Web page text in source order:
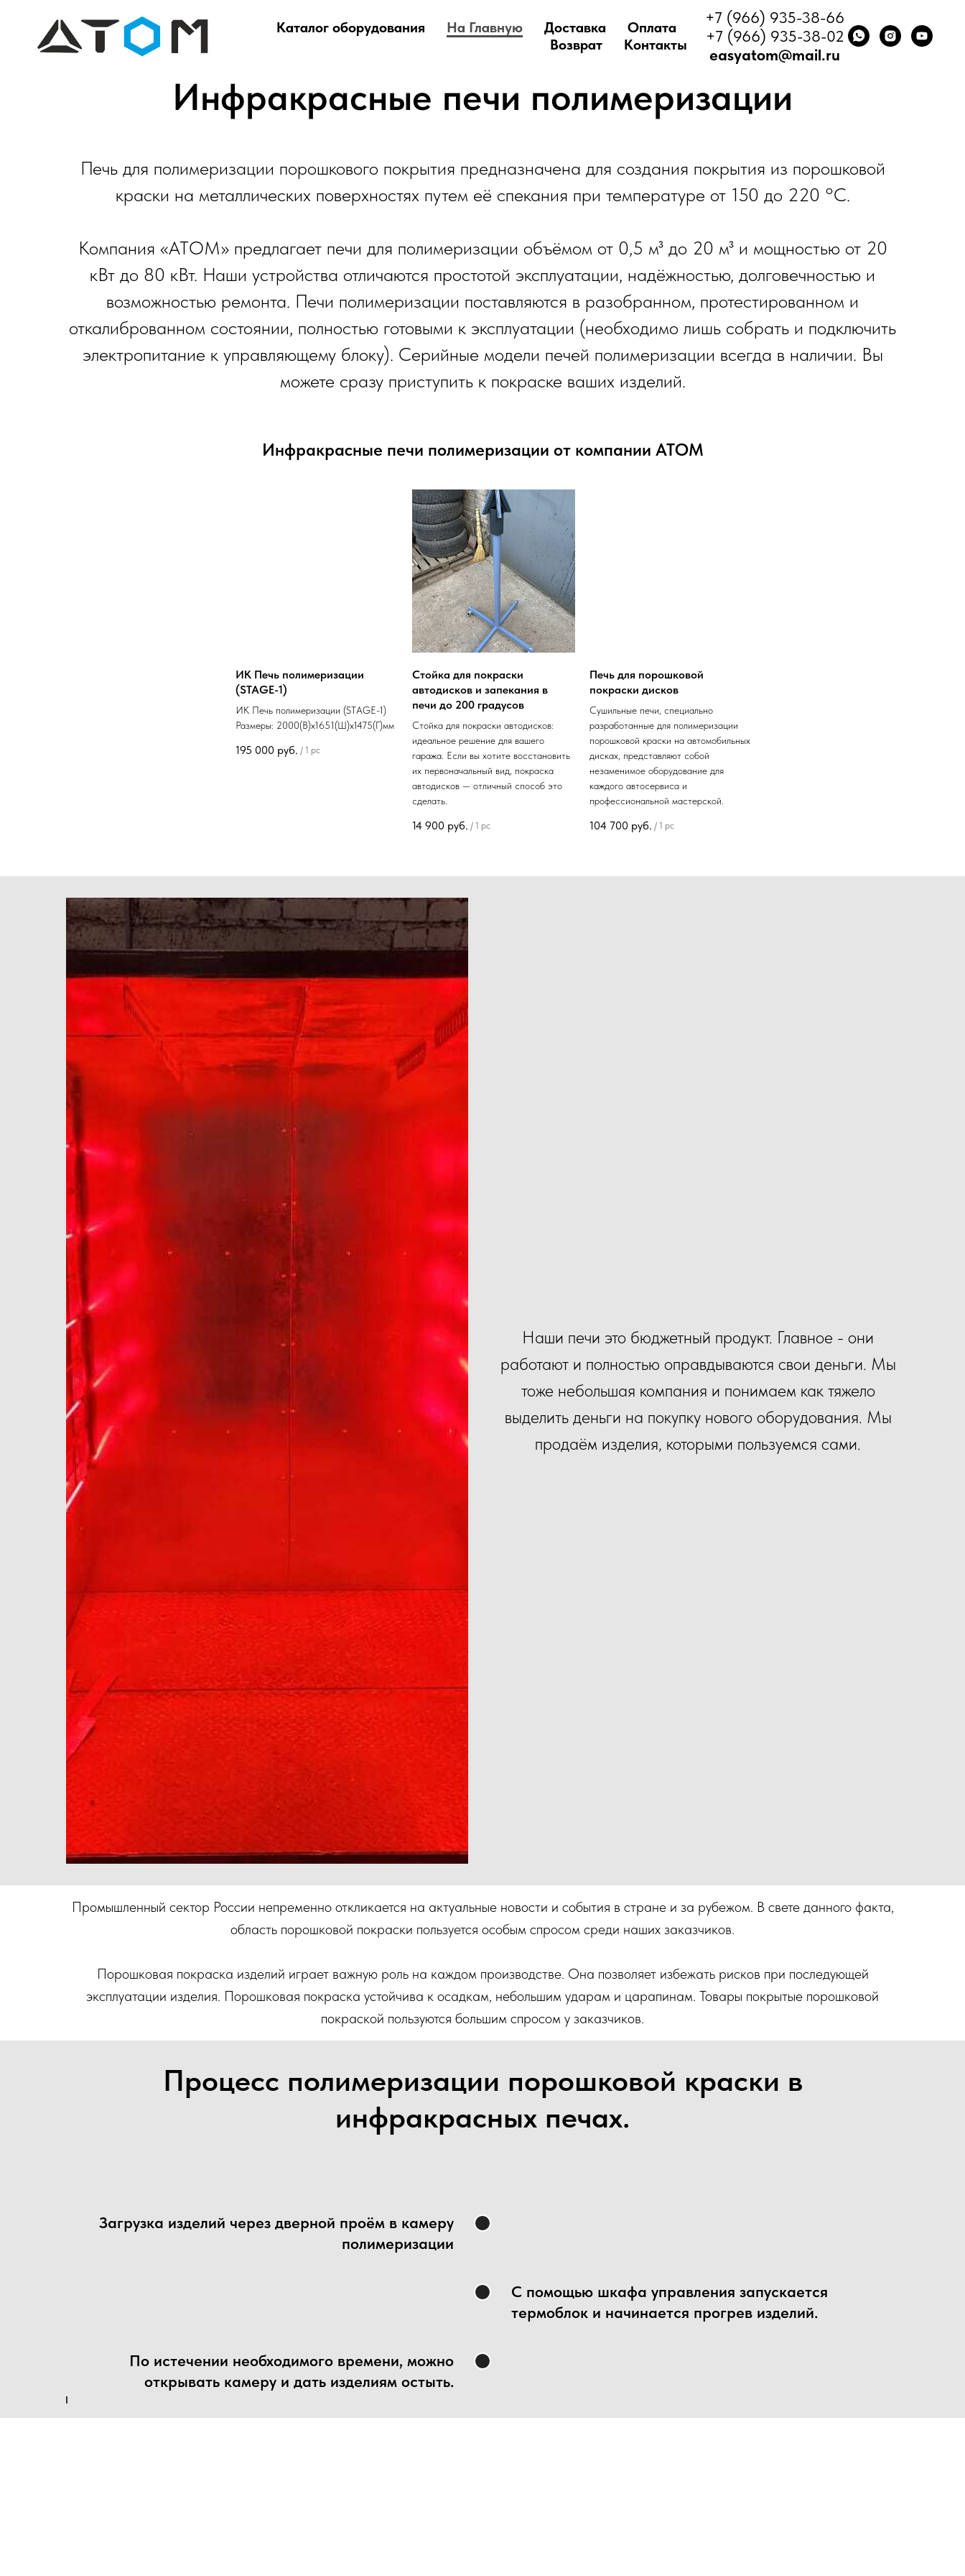
Каталог оборудования На Главную Доставка
Оплата
Возврат
Контакты
+7 (966) 935-38-66
+7 (966) 935-38-02
easyatom@mail.ru
Инфракрасные печи полимеризации
Печь для полимеризации порошкового покрытия предназначена для создания покрытия из порошковой
краски на металлических поверхностях путем её спекания при температуре от 150 до 220 °C.
Компания «АТОМ» предлагает печи для полимеризации объёмом от 0,5 м³ до 20 м³ и мощностью от 20
кВт до 80 кВт. Наши устройства отличаются простотой эксплуатации, надёжностью, долговечностью и
возможностью ремонта. Печи полимеризации поставляются в разобранном, протестированном и
откалиброванном состоянии, полностью готовыми к эксплуатации (необходимо лишь собрать и подключить
электропитание к управляющему блоку). Серийные модели печей полимеризации всегда в наличии. Вы
можете сразу приступить к покраске ваших изделий.
Инфракрасные печи полимеризации от компании АТОМ
ИК Печь полимеризации
(STAGE-1)
ИК Печь полимеризации (STAGE-1)
Размеры: 2000(В)х1651(Ш)х1475(Г)мм
195 000 руб. / 1 pc
Стойка для покраски
автодисков и запекания в
печи до 200 градусов
Стойка для покраски автодисков:
идеальное решение для вашего
гаража. Если вы хотите восстановить
их первоначальный вид, покраска
автодисков — отличный способ это
сделать.
14 900 руб. / 1 pc
Печь для порошковой
покраски дисков
Сушильные печи, специально
разработанные для полимеризации
порошковой краски на автомобильных
дисках, представляют собой
незаменимое оборудование для
каждого автосервиса и
профессиональной мастерской.
104 700 руб. / 1 pc
Наши печи это бюджетный продукт. Главное - они
работают и полностью оправдываются свои деньги. Мы
тоже небольшая компания и понимаем как тяжело
выделить деньги на покупку нового оборудования. Мы
продаём изделия, которыми пользуемся сами.
Промышленный сектор России непременно откликается на актуальные новости и события в стране и за рубежом. В свете данного факта,
область порошковой покраски пользуется особым спросом среди наших заказчиков.
Порошковая покраска изделий играет важную роль на каждом производстве. Она позволяет избежать рисков при последующей
эксплуатации изделия. Порошковая покраска устойчива к осадкам, небольшим ударам и царапинам. Товары покрытые порошковой
покраской пользуются большим спросом у заказчиков.
Процесс полимеризации порошковой краски в
инфракрасных печах.
Загрузка изделий через дверной проём в камеру
полимеризации
С помощью шкафа управления запускается
термоблок и начинается прогрев изделий.
По истечении необходимого времени, можно
открывать камеру и дать изделиям остыть.